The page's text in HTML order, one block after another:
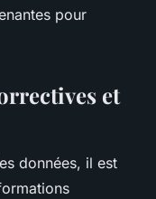
pour
et
données, il est